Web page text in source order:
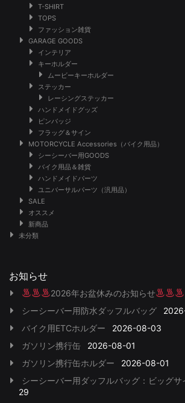
T-SHIRT
TOPS
ファッション雑貨
GARAGE GOODS
インテリア
キーホルダー
ムービーキーホルダー
ステッカー
レーシングステッカー
ハンドメイドグッズ
ピンバッジ
フラッグ＆サイン
MOTORCYCLE Accessories（バイク用品）
シーシーバー用GOODS
バイク用品＆雑貨
ハンドメイドパーツ
ユニバーサルパーツ（汎用品）
SALE
オススメ
新商品
未分類
お知らせ
2026年お盆休みのお知らせ
シーシーバー用防水ダッフルバッグ
バイク用ETCホルダー
2026-08-03
ガソリン携行缶
2026-08-01
ガソリン携行缶ホルダー
2026-08-01
シーシーバー用ダッフルバッグ：ビッグサ
29